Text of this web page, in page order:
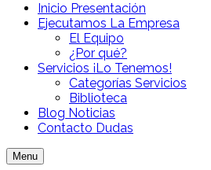
Inicio Presentación
Ejecutamos La Empresa
El Equipo
¿Por qué?
Servicios ¡Lo Tenemos!
Categorías Servicios
Biblioteca
Blog Noticias
Contacto Dudas
Menu